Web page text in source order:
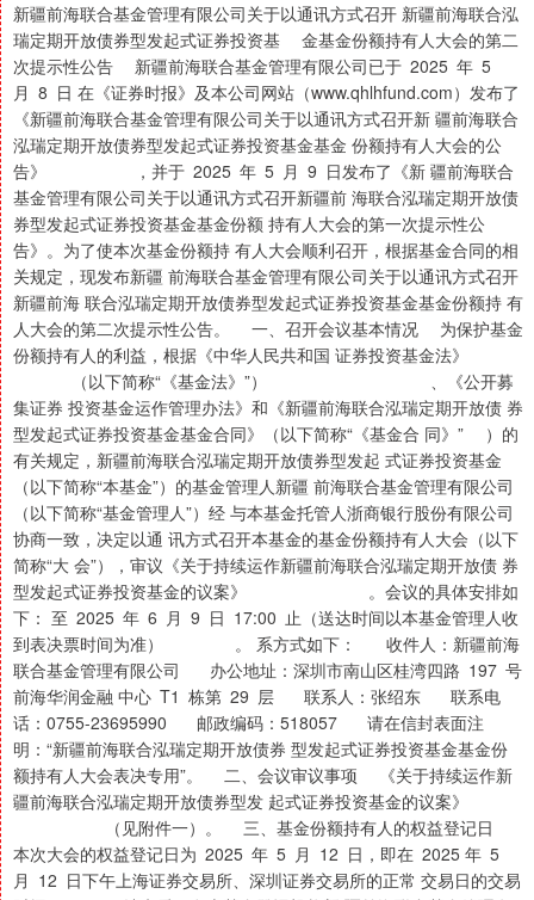
新疆前海联合基金管理有限公司关于以通讯方式召开 新疆前海联合泓
瑞定期开放债券型发起式证券投资基 金基金份额持有人大会的第二
次提示性公告 新疆前海联合基金管理有限公司已于 2025 年 5
月 8 日 在《证券时报》及本公司网站（www.qhlhfund.com）发布了
《新疆前海联合基金管理有限公司关于以通讯方式召开新 疆前海联合
泓瑞定期开放债券型发起式证券投资基金基金 份额持有人大会的公
告》 ，并于 2025 年 5 月 9 日发布了《新 疆前海联合
基金管理有限公司关于以通讯方式召开新疆前 海联合泓瑞定期开放债
券型发起式证券投资基金基金份额 持有人大会的第一次提示性公
告》。为了使本次基金份额持 有人大会顺利召开，根据基金合同的相
关规定，现发布新疆 前海联合基金管理有限公司关于以通讯方式召开
新疆前海 联合泓瑞定期开放债券型发起式证券投资基金基金份额持 有
人大会的第二次提示性公告。 一、召开会议基本情况 为保护基金
份额持有人的利益，根据《中华人民共和国 证券投资基金法》
（以下简称“《基金法》”） 、《公开募
集证券 投资基金运作管理办法》和《新疆前海联合泓瑞定期开放债 券
型发起式证券投资基金基金合同》（以下简称“《基金合 同》” ）的
有关规定，新疆前海联合泓瑞定期开放债券型发起 式证券投资基金
（以下简称“本基金”）的基金管理人新疆 前海联合基金管理有限公司
（以下简称“基金管理人”）经 与本基金托管人浙商银行股份有限公司
协商一致，决定以通 讯方式召开本基金的基金份额持有人大会（以下
简称“大 会”），审议《关于持续运作新疆前海联合泓瑞定期开放债 券
型发起式证券投资基金的议案》 。会议的具体安排如
下： 至 2025 年 6 月 9 日 17:00 止（送达时间以本基金管理人收
到表决票时间为准） 。 系方式如下： 收件人：新疆前海
联合基金管理有限公司 办公地址：深圳市南山区桂湾四路 197 号
前海华润金融 中心 T1 栋第 29 层 联系人：张绍东 联系电
话：0755-23695990 邮政编码：518057 请在信封表面注
明：“新疆前海联合泓瑞定期开放债券 型发起式证券投资基金基金份
额持有人大会表决专用”。 二、会议审议事项 《关于持续运作新
疆前海联合泓瑞定期开放债券型发 起式证券投资基金的议案》
（见附件一）。 三、基金份额持有人的权益登记日
本次大会的权益登记日为 2025 年 5 月 12 日，即在 2025 年 5
月 12 日下午上海证券交易所、深圳证券交易所的正常 交易日的交易